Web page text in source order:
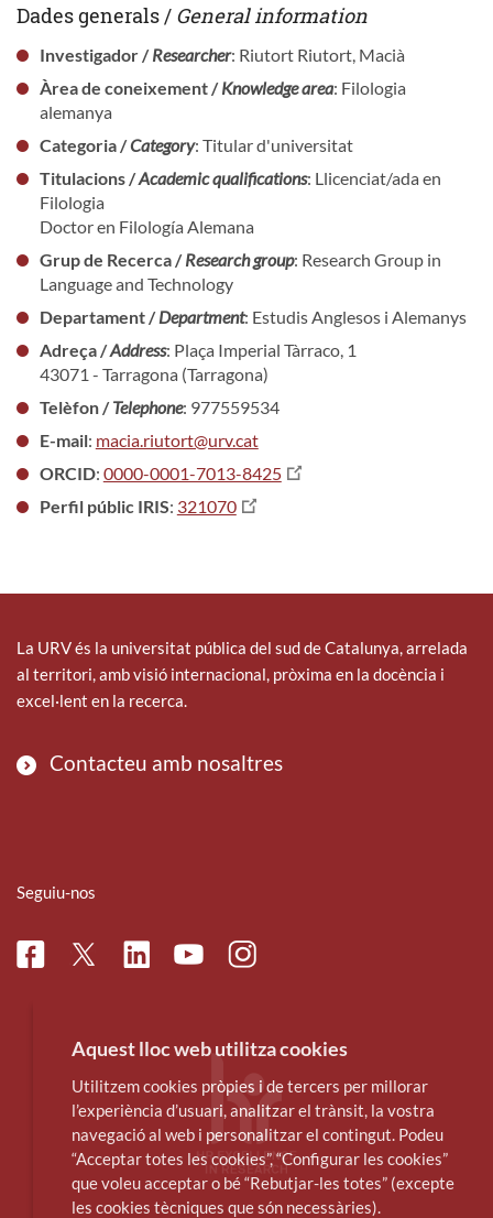
Dades generals / General information
Investigador /Researcher: Riutort Riutort, Macià
Àrea de coneixement /Knowledge area: Filologia
alemanya
Categoria /Category: Titular d'universitat
Titulacions /Academic qualifications: Llicenciat/ada en
Filologia
Doctor en Filología Alemana
Grup de Recerca /Research group: Research Group in
Language and Technology
Departament /Department: Estudis Anglesos i Alemanys
Adreça /Address: Plaça Imperial Tàrraco, 1
43071 - Tarragona (Tarragona)
Telèfon /Telephone: 977559534
E-mail: macia.riutort@urv.cat
ORCID: 0000-0001-7013-8425
Perfil públic IRIS: 321070
La URV és la universitat pública del sud de Catalunya, arrelada
al territori, amb visió internacional, pròxima en la docència i
excel·lent en la recerca.
Contacteu amb nosaltres
Seguiu-nos
FacebookTwitterLinkedinYoutubeInstagram
Aquest lloc web utilitza cookies
Utilitzem cookies pròpies i de tercers per millorar
l’experiència d’usuari, analitzar el trànsit, la vostra
navegació al web i personalitzar el contingut. Podeu
“Acceptar totes les cookies”, “Configurar les cookies”
que voleu acceptar o bé “Rebutjar-les totes” (excepte
les cookies tècniques que són necessàries).